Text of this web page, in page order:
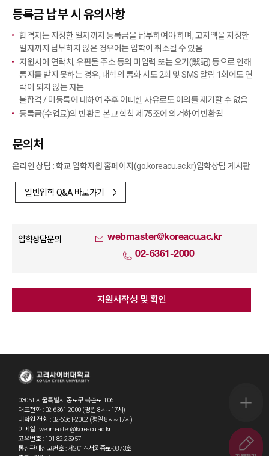
등록금 납부 시 유의사항
합격자는 지정한 일자까지 등록금을 납부하여야 하며, 고지액을 지정한
일자까지 납부하지 않은 경우에는 입학이 취소될 수 있음
지원서에 연락처, 우편물 주소 등의 미입력 또는 오기(誤記) 등으로 인해
통지를 받지 못하는 경우, 대학의 통화 시도 2회 및 SMS 알림 1회에도 연
락이 되지 않는 자는
불합격 / 미등록에 대하여 추후 어떠한 사유로도 이의를 제기할 수 없음
등록금(수업료)의 반환은 본교 학칙 제75조에 의거하여 반환됨
문의처
온라인 상담 : 학교 입학지원 홈페이지(go.koreacu.ac.kr)입학상담 게시판
일반입학 Q&A 바로가기
입학상담문의
webmaster@koreacu.ac.kr
02-6361-2000
지원서작성 및 확인
퀵메뉴
~8.20.(
03051 서울특별시 종로구 북촌로 106
대표전화 : 02-6361-2000 (평일 8시~17시)
대학원 전화 : 02-6361-2002 (평일 8시~17시)
이메일 : webmaster@koreacu.ac.kr
고유번호 : 101-82-23957
통신판매신고번호 : 제2014-서울종로-0873호